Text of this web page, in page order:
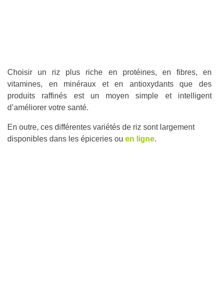
Choisir un riz plus riche en protéines, en fibres, en
vitamines, en minéraux et en antioxydants que des
produits raffinés est un moyen simple et intelligent
d’améliorer votre santé.
En outre, ces différentes variétés de riz sont largement
disponibles dans les épiceries ou en ligne.